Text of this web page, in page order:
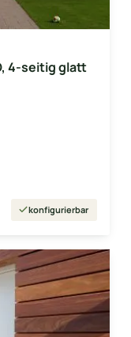
4-seitig glatt
konfigurierbar